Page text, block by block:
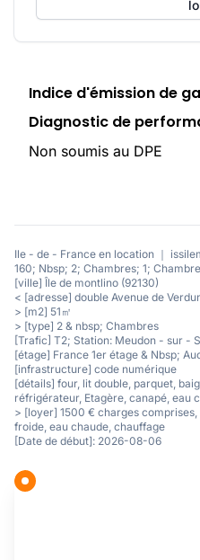
Indice d'émission de
Diagnostic de
Non soumis au DPE
Ile - de - France en location ｜
160; Nbsp; 2; Chambres; 1;
[ville] Île de montlino (92130)
< [adresse] double Avenue de
> [m2] 51㎡
> [type] 2 & nbsp; Chambres
[Trafic] T2; Station: Meudon - sur -
[étage] France 1er étage & Nbsp;
[infrastructure] code numérique
[détails] four, lit double, parquet,
réfrigérateur, Etagère, canapé, eau
> [loyer] 1500 € charges
froide, eau chaude, chauffage
[Date de début]: 2026-08-06